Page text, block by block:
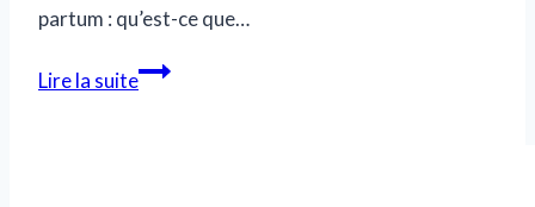
partum : qu’est-ce que…
Lire la suiteSurmonter